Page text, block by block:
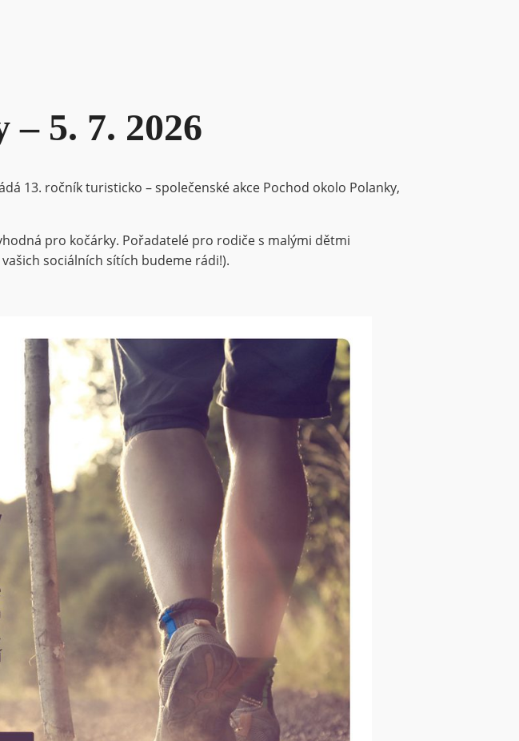
5. 7. 2026
13. ročník turisticko – společenské akce Pochod okolo Polanky,
pro kočárky. Pořadatelé pro rodiče s malými dětmi
sociálních sítích budeme rádi!).